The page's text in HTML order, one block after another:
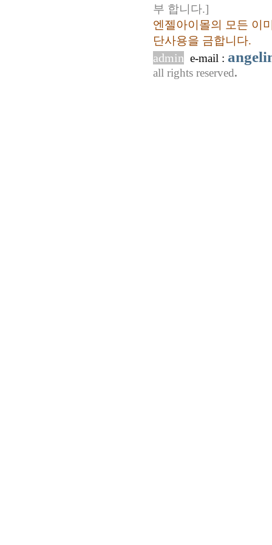
부 합니다.]
엔젤아이몰의 모든 이
단사용을 금합니다.
admin e-mail :
all rights reserved.